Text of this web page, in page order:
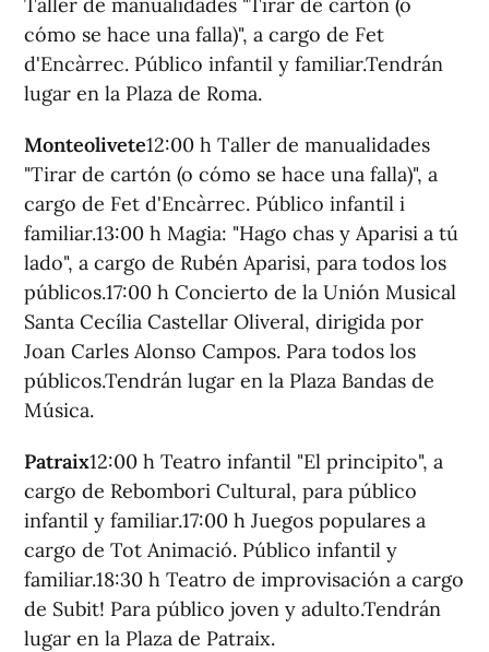
cómo se hace una falla)", a cargo de Fet
d'Encàrrec. Público infantil y familiar.Tendrán
lugar en la Plaza de Roma.
Monteolivete12:00 h Taller de manualidades
"Tirar de cartón (o cómo se hace una falla)", a
cargo de Fet d'Encàrrec. Público infantil i
familiar.13:00 h Magia: "Hago chas y Aparisi a tú
lado", a cargo de Rubén Aparisi, para todos los
públicos.17:00 h Concierto de la Unión Musical
Santa Cecília Castellar Oliveral, dirigida por
Joan Carles Alonso Campos. Para todos los
públicos.Tendrán lugar en la Plaza Bandas de
Música.
Patraix12:00 h Teatro infantil "El principito", a
cargo de Rebombori Cultural, para público
infantil y familiar.17:00 h Juegos populares a
cargo de Tot Animació. Público infantil y
familiar.18:30 h Teatro de improvisación a cargo
de Subit! Para público joven y adulto.Tendrán
lugar en la Plaza de Patraix.